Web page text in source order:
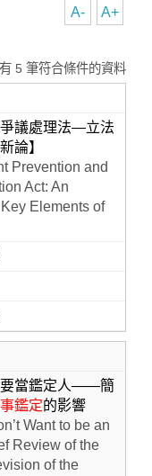
A+
A-
5 筆符合條件的資料
議處理法—立法
論】
Prevention and
Act: An
Elements of
要當鑑定人——簡
鑑定的影響
Want to be an
Review of the
of the